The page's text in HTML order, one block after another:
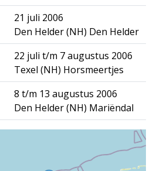
21 juli 2006
Den Helder (NH) Den Helder
22 juli t/m 7 augustus 2006
Texel (NH) Horsmeertjes
8 t/m 13 augustus 2006
Den Helder (NH) Mariëndal